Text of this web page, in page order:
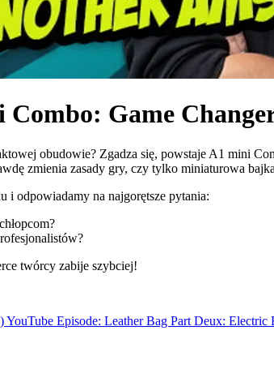
Game
obudowie? Zgadza się, powstaje A1 mini
zmienia zasady gry, czy tylko miniaturowa
i odpowiadamy na najgorętsze pytania:
twórcy zabije szybciej!
YouTube Episode: Leather Bag Part Deux: Electric